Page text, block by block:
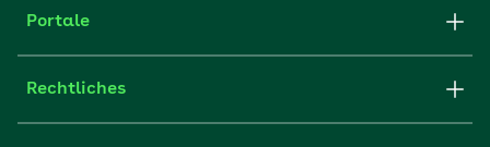
Portale
Rechtliches